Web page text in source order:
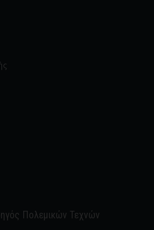
Πολεμικών Τεχνών